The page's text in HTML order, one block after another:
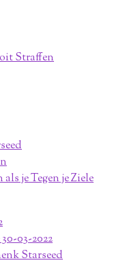
Straffen
je Tegen je Ziele
03-2022
Starseed